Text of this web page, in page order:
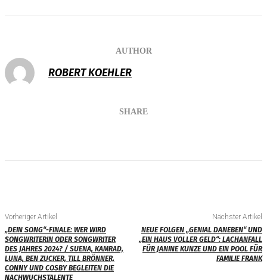
AUTHOR
ROBERT KOEHLER
SHARE
Vorheriger Artikel
„DEIN SONG“-FINALE: WER WIRD
SONGWRITERIN ODER SONGWRITER
DES JAHRES 2024? / SUENA, KAMRAD,
LUNA, BEN ZUCKER, TILL BRÖNNER,
CONNY UND COSBY BEGLEITEN DIE
NACHWUCHSTALENTE
Nächster Artikel
NEUE FOLGEN „GENIAL DANEBEN“ UND
„EIN HAUS VOLLER GELD“: LACHANFALL
FÜR JANINE KUNZE UND EIN POOL FÜR
FAMILIE FRANK